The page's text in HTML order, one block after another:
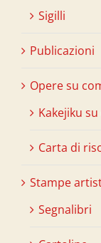
Sigilli
Publicazioni
Opere su
Kakejiku
Carta di
Stampe
Segnalibri